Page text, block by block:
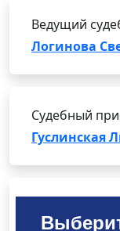
Ведущий
Логинова
Судебный
Гуслинская